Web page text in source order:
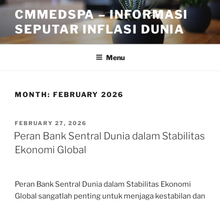
Skip
content
CMMEDSPA – INFORMASI
SEPUTAR INFLASI DUNIA
Menu
MONTH: FEBRUARY 2026
POSTED
ON
FEBRUARY 27, 2026
Peran Bank Sentral Dunia dalam Stabilitas
Ekonomi Global
Peran Bank Sentral Dunia dalam Stabilitas Ekonomi
Global sangatlah penting untuk menjaga kestabilan dan